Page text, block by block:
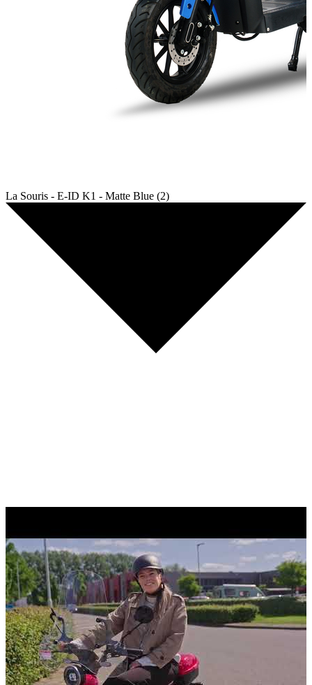
La Souris - E-ID K1 - Matte Blue (2)